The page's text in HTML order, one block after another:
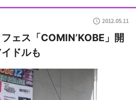
2012.05.11
ェス「COMIN’KOBE」開
ドルも